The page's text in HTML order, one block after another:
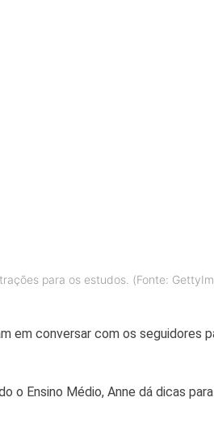
para os estudos. (Fonte:
em conversar com os seguidores
o Ensino Médio, Anne dá dicas